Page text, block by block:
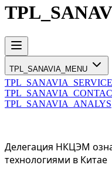
TPL_SANAVIA_MENU
TPL_SANAVIA_ANALYS
Делегация НКЦЭМ
технологиями в Китае